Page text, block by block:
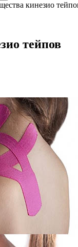
кинезио
тейпов